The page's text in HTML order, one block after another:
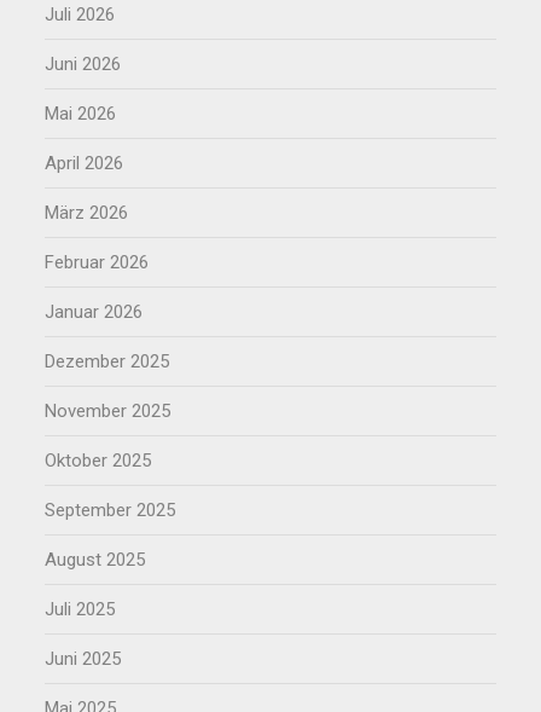
Juli 2026
Juni 2026
Mai 2026
April 2026
März 2026
Februar 2026
Januar 2026
Dezember 2025
November 2025
Oktober 2025
September 2025
August 2025
Juli 2025
Juni 2025